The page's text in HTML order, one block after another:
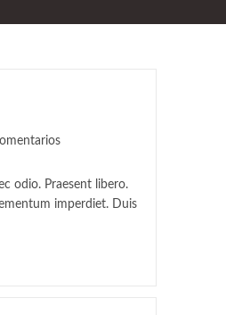
odio. Praesent libero.
imperdiet. Duis